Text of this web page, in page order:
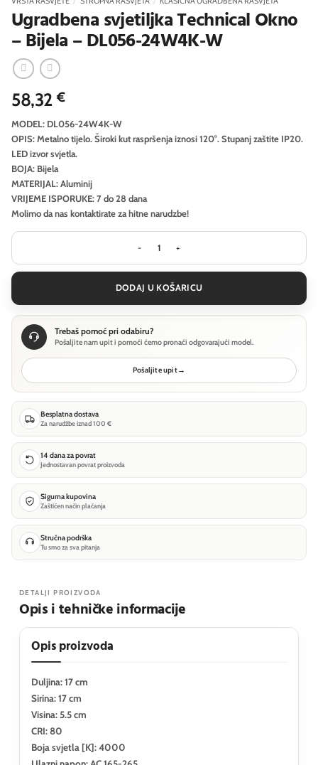
Ugradbena svjetiljka Technical Okno
– Bijela – DL056-24W4K-W
58,32 €
MODEL: DL056-24W4K-W
OPIS: Metalno tijelo. Široki kut raspršenja iznosi 120°. Stupanj zaštite IP20.
LED izvor svjetla.
BOJA: Bijela
MATERIJAL: Aluminij
VRIJEME ISPORUKE: 7 do 28 dana
Molimo da nas kontaktirate za hitne narudzbe!
Ugradbena svjetiljka Technical
DODAJ U KOŠARICU
Trebaš pomoć pri odabiru?
Pošaljite nam upit i pomoći ćemo pronaći odgovarajući model.
Pošaljite upit→
Besplatna dostava
Za narudžbe iznad 100 €
14 dana za povrat
Jednostavan povrat proizvoda
Sigurna kupovina
Zaštićen način plaćanja
Stručna podrška
Tu smo za sva pitanja
DETALJI PROIZVODA
Opis i tehničke informacije
Opis proizvoda
Duljina: 17 cm
Sirina: 17 cm
Visina: 5.5 cm
CRI: 80
Boja svjetla [K]: 4000